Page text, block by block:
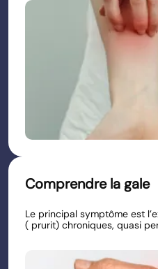
Comprendre la gale
Le principal symptôme est
( prurit) chroniques, quasi